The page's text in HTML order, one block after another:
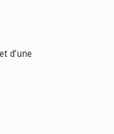
d’une